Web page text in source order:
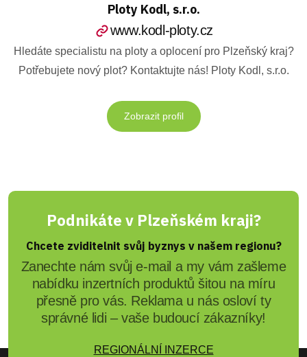
Ploty Kodl, s.r.o.
www.kodl-ploty.cz
Hledáte specialistu na ploty a oplocení pro Plzeňský kraj?
Potřebujete nový plot? Kontaktujte nás! Ploty Kodl, s.r.o.
Zobrazit profil
Podnikáte v Plzeňském kraji?
Chcete zviditelnit svůj byznys v našem regionu?
Zanechte nám svůj e-mail a my vám zašleme
nabídku inzertních produktů šitou na míru
přesně pro vás. Reklama u nás osloví ty
správné lidi – vaše budoucí zákazníky!
REGIONÁLNÍ INZERCE